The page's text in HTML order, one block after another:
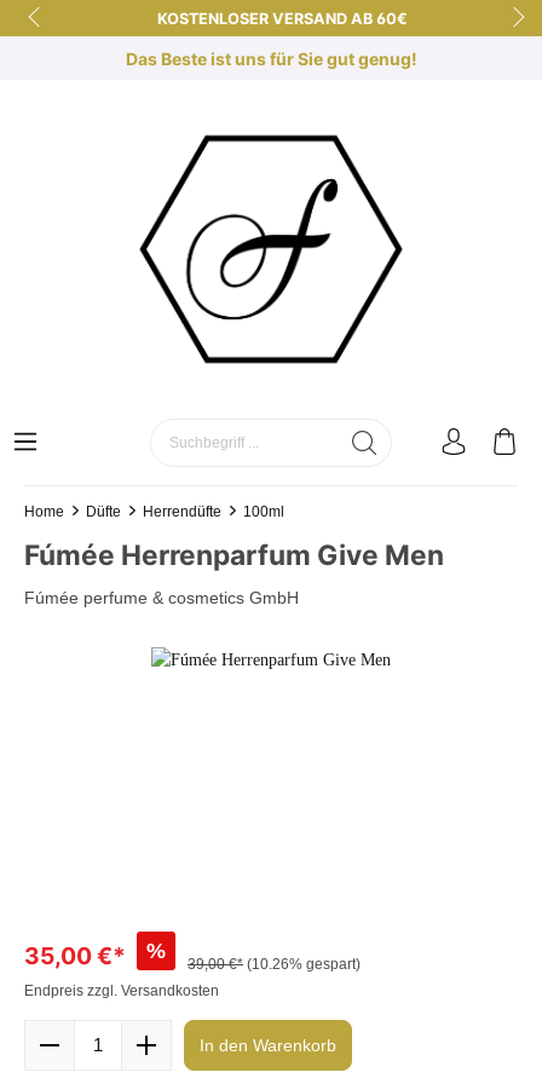
KOSTENLOSER VERSAND AB 60€
KURZE LIEFERZEITEN
Das Beste ist uns für Sie gut genug!
Home Düfte Herrendüfte 100ml
Fúmée Herrenparfum Give Men
Fúmée perfume & cosmetics GmbH
35,00 €* %
39,00 €* (10.26% gespart)
Endpreis zzgl. Versandkosten
In den Warenkorb